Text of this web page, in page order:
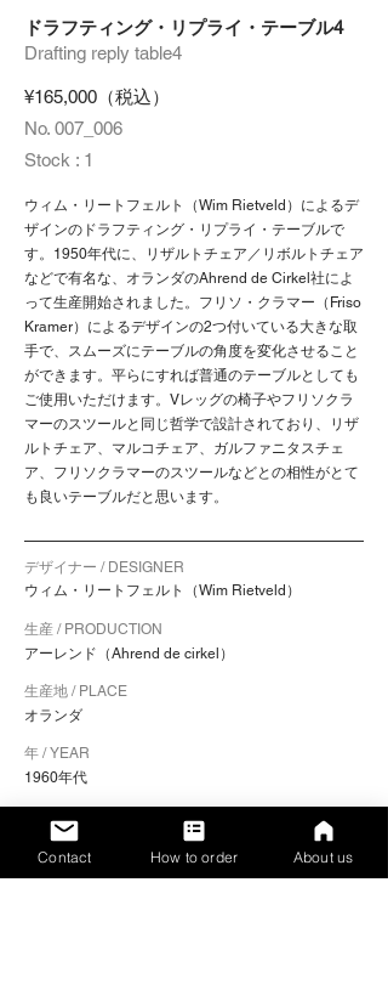
ドラフティング・リプライ・テーブル4
Drafting reply table4
¥165,000（税込）
No. 007_006
Stock : 1
ウィム・リートフェルト（Wim Rietveld）によるデ
ザインのドラフティング・リプライ・テーブルで
す。1950年代に、リザルトチェア／リボルトチェア
などで有名な、オランダのAhrend de Cirkel社によ
って生産開始されました。フリソ・クラマー（Friso
Kramer）によるデザインの2つ付いている大きな取
手で、スムーズにテーブルの角度を変化させること
ができます。平らにすれば普通のテーブルとしても
ご使用いただけます。Vレッグの椅子やフリソクラ
マーのスツールと同じ哲学で設計されており、リザ
ルトチェア、マルコチェア、ガルファニタスチェ
ア、フリソクラマーのスツールなどとの相性がとて
も良いテーブルだと思います。
デザイナー / DESIGNER
ウィム・リートフェルト（Wim Rietveld）
生産 / PRODUCTION
アーレンド（Ahrend de cirkel）
生産地 / PLACE
オランダ
年 / YEAR
1960年代
フレーム：ライトグレー
素材 / MATERIALS
Contact How to order About us